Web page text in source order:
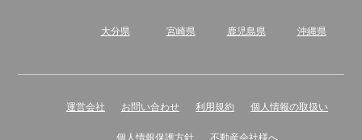
大分県 宮崎県 鹿児島県 沖縄県
運営会社 お問い合わせ 利用規約 個人情報の取扱い
個人情報保護方針 不動産会社様へ